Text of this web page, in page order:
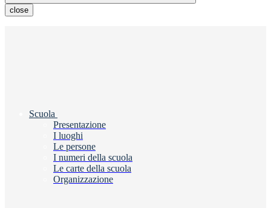
close
Scuola
Presentazione
I luoghi
Le persone
I numeri della scuola
Le carte della scuola
Organizzazione